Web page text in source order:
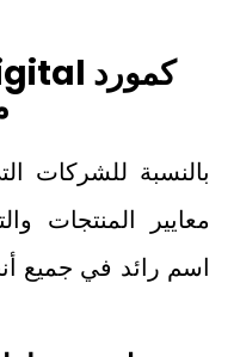
بالنسبة للشركات
معايير المنتجات
اسم رائد في جميع